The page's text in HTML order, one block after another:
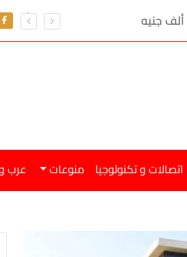
اتصالات و تكنولوجيا منوعات عرب